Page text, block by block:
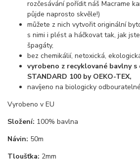
rozčesávání pořídit náš Macrame
půjde naprosto skvěle!)
můžete z nich vytvořit originální
s nimi i plést a háčkovat tak, jak
špagáty,
bez chemikálií, netoxická,
vyrobeno z recyklované bavlny
STANDARD 100 by OEKO-TEX,
navíjeno na biologicky
Vyrobeno v EU
Složení: 100% bavlna
Návin: 50m
Tloušťka: 2mm